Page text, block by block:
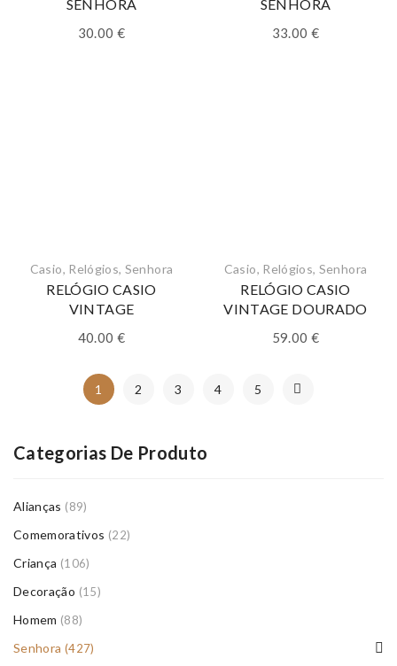
SENHORA
30.00 €
SENHORA
33.00 €
Casio, Relógios, Senhora
RELÓGIO CASIO
VINTAGE
40.00 €
Casio, Relógios, Senhora
RELÓGIO CASIO
VINTAGE DOURADO
59.00 €
1 2 3 4 5
Categorias De Produto
Alianças (89)
Comemorativos (22)
Criança (106)
Decoração (15)
Homem (88)
Senhora (427)